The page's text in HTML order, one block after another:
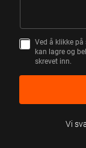
K
Ved å klikke
kan lagre og
skrevet inn.
Vi